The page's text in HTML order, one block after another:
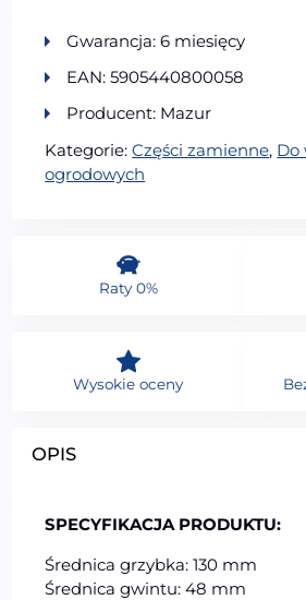
OPIS
SPECYFIKACJA PRODUKTU:
Średnica grzybka: 130 mm
Średnica gwintu: 48 mm
Gwarancja: 6 miesięcy
EAN: 5905440800058
Producent: Mazur
Kategorie:Części zamienne, Do
ogrodowych
Raty 0%
Wysokie oceny